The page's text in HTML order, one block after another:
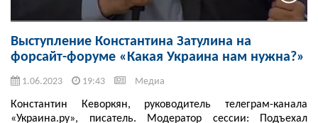
Выступление Константина Затулина на
форсайт-форуме «Какая Украина нам нужна?»
1.06.2023 19:43 Медиа
Константин Кеворкян, руководитель телеграм-канала
«Украина.ру», писатель. Модератор сессии: Подъехал